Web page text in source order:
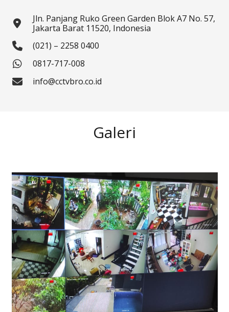
Jln. Panjang Ruko Green Garden Blok A7 No. 57,
Jakarta Barat 11520, Indonesia
(021) – 2258 0400
0817-717-008
info@cctvbro.co.id
Galeri